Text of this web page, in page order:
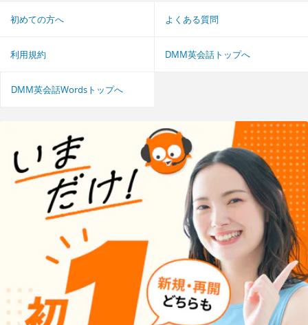
初めての方へ よくある質問
利用規約 DMM英会話トップへ
DMM英会話Wordsトップへ